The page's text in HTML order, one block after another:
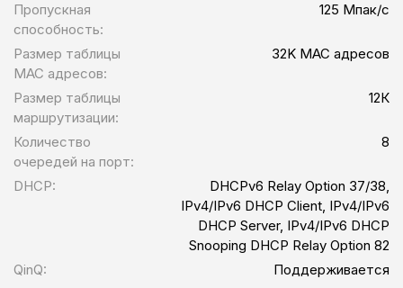
Пропускная
способность:
125 Мпак/с
Размер таблицы
MAC адресов:
32K MAC адресов
Размер таблицы
маршрутизации:
12К
Количество
очередей на порт:
8
DHCP:
DHCPv6 Relay Option 37/38,
IPv4/IPv6 DHCP Client, IPv4/IPv6
DHCP Server, IPv4/IPv6 DHCP
Snooping DHCP Relay Option 82
QinQ:
Поддерживается